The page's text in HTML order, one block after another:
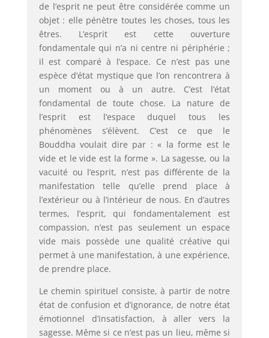
de l’esprit ne peut être considérée comme un
objet : elle pénètre toutes les choses, tous les
êtres. L’esprit est cette ouverture
fondamentale qui n’a ni centre ni périphérie ;
il est comparé à l’espace. Ce n’est pas une
espèce d’état mystique que l’on rencontrera à
un moment ou à un autre. C’est l’état
fondamental de toute chose. La nature de
l’esprit est l’espace duquel tous les
phénomènes s’élèvent. C’est ce que le
Bouddha voulait dire par : « la forme est le
vide et le vide est la forme ». La sagesse, ou la
vacuité ou l’esprit, n’est pas différente de la
manifestation telle qu’elle prend place à
l’extérieur ou à l’intérieur de nous. En d’autres
termes, l’esprit, qui fondamentalement est
compassion, n’est pas seulement un espace
vide mais possède une qualité créative qui
permet à une manifestation, à une expérience,
de prendre place.
Le chemin spirituel consiste, à partir de notre
état de confusion et d’ignorance, de notre état
émotionnel d’insatisfaction, à aller vers la
sagesse. Même si ce n’est pas un lieu, même si